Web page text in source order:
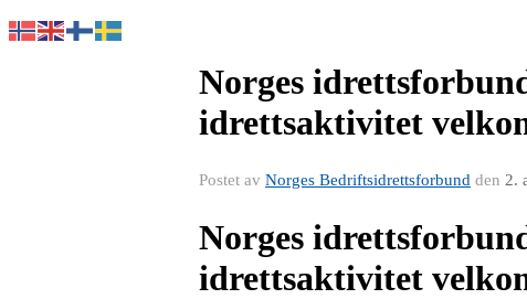
Norges
idrettsaktivitet
Postet av Norges Bedriftsidrettsforbund den 2.
Norges
idrettsaktivitet